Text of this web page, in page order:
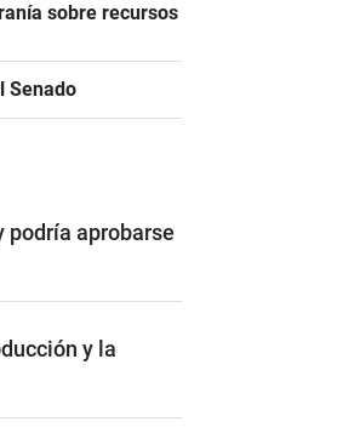
sobre recursos
Senado
podría aprobarse
y la